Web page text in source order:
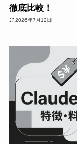
徹底比較！
2026年7月12日